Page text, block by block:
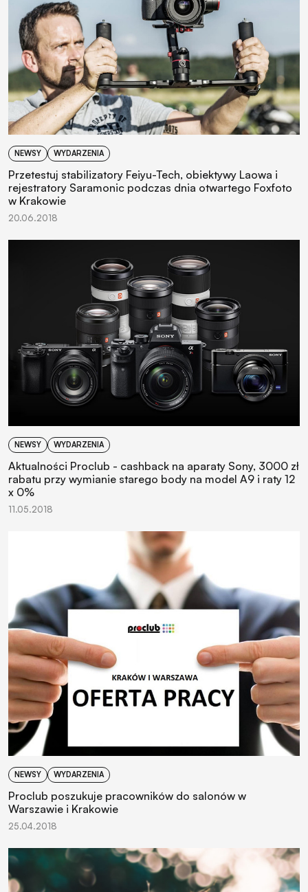
NEWSY WYDARZENIA
Przetestuj stabilizatory Feiyu-Tech, obiektywy Laowa i
rejestratory Saramonic podczas dnia otwartego Foxfoto
w Krakowie
20.06.2018
NEWSY WYDARZENIA
Aktualności Proclub - cashback na aparaty Sony, 3000 zł
rabatu przy wymianie starego body na model A9 i raty 12
x 0%
11.05.2018
NEWSY WYDARZENIA
Proclub poszukuje pracowników do salonów w
Warszawie i Krakowie
25.04.2018